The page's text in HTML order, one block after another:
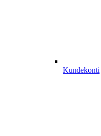
Kundekonti